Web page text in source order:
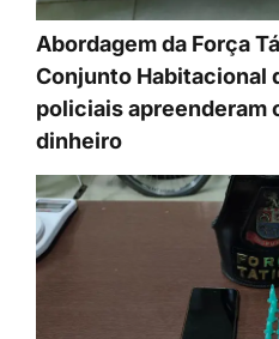
Abordagem da Força
Conjunto Habitacional
policiais apreenderam
dinheiro